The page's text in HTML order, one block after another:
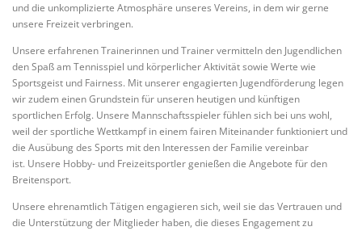
und die unkomplizierte Atmosphäre unseres Vereins, in dem wir gerne
unsere Freizeit verbringen.
Unsere erfahrenen Trainerinnen und Trainer vermitteln den Jugendlichen
den Spaß am Tennisspiel und körperlicher Aktivität sowie Werte wie
Sportsgeist und Fairness. Mit unserer engagierten Jugendförderung legen
wir zudem einen Grundstein für unseren heutigen und künftigen
sportlichen Erfolg. Unsere Mannschaftsspieler fühlen sich bei uns wohl,
weil der sportliche Wettkampf in einem fairen Miteinander funktioniert und
die Ausübung des Sports mit den Interessen der Familie vereinbar
ist. Unsere Hobby- und Freizeitsportler genießen die Angebote für den
Breitensport.
Unsere ehrenamtlich Tätigen engagieren sich, weil sie das Vertrauen und
die Unterstützung der Mitglieder haben, die dieses Engagement zu